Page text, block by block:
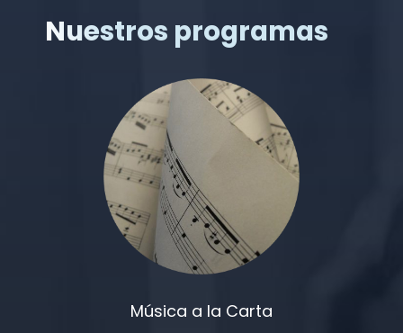
Nuestros programas
Música a la Carta